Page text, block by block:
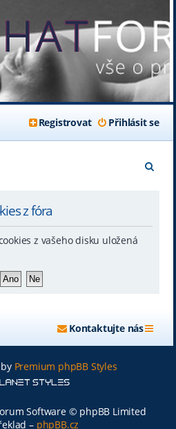
Přihlásit se
Registrovat
z fóra
z vašeho disku uložená
Kontaktujte nás
Premium phpBB Styles
Software © phpBB Limited
– phpBB.cz